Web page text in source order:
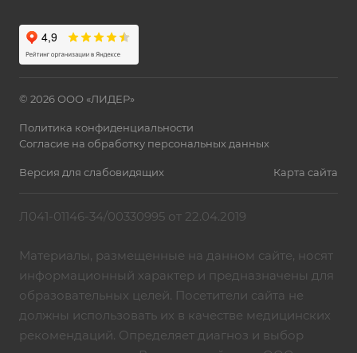
© 2026 ООО «ЛИДЕР»
Политика конфиденциальности
Согласие на обработку персональных данных
Версия для слабовидящих Карта сайта
Л041-01146-34/00330995 от 22.04.2019
Материалы, размещенные на данном сайте, носят
информационный характер и предназначены для
образовательных целей. Посетители сайта не
должны использовать их в качестве медицинских
рекомендаций. Определяет диагноз и выбор